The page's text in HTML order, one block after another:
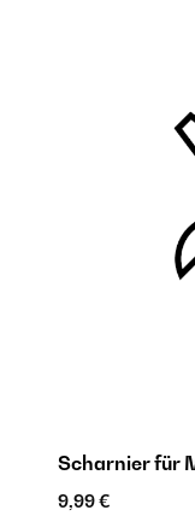
Scharnier für
9,99 €